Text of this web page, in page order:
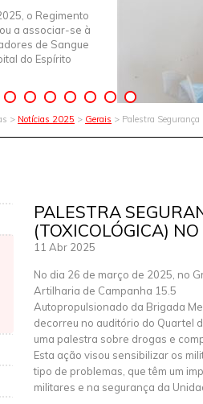
o Regimento
a associar-se à
de Sangue
do Espírito
> Notícias 2025 > Gerais > Palestra
PALESTRA
(TOXICOLÓGICA)
11 Abr 2025
No dia 26 de março de 2025, no
Artilharia de Campanha 15.5
Autopropulsionado da Brigada
decorreu no auditório do Quartel
uma palestra sobre drogas e
Esta ação visou sensibilizar os
tipo de problemas, que têm um
militares e na segurança da